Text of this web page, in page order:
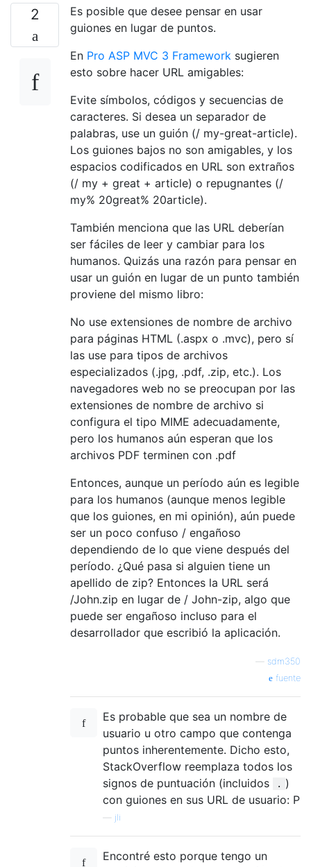
2
Es posible que desee pensar en usar
guiones en lugar de puntos.
En Pro ASP MVC 3 Framework sugieren
esto sobre hacer URL amigables:
Evite símbolos, códigos y secuencias de
caracteres. Si desea un separador de
palabras, use un guión (/ my-great-article).
Los guiones bajos no son amigables, y los
espacios codificados en URL son extraños
(/ my + great + article) o repugnantes (/
my% 20great% 20article).
También menciona que las URL deberían
ser fáciles de leer y cambiar para los
humanos. Quizás una razón para pensar en
usar un guión en lugar de un punto también
proviene del mismo libro:
No use extensiones de nombre de archivo
para páginas HTML (.aspx o .mvc), pero sí
las use para tipos de archivos
especializados (.jpg, .pdf, .zip, etc.). Los
navegadores web no se preocupan por las
extensiones de nombre de archivo si
configura el tipo MIME adecuadamente,
pero los humanos aún esperan que los
archivos PDF terminen con .pdf
Entonces, aunque un período aún es legible
para los humanos (aunque menos legible
que los guiones, en mi opinión), aún puede
ser un poco confuso / engañoso
dependiendo de lo que viene después del
período. ¿Qué pasa si alguien tiene un
apellido de zip? Entonces la URL será
/John.zip en lugar de / John-zip, algo que
puede ser engañoso incluso para el
desarrollador que escribió la aplicación.
sdm350
fuente
Es probable que sea un nombre de
usuario u otro campo que contenga
puntos inherentemente. Dicho esto,
StackOverflow reemplaza todos los
signos de puntuación (incluidos
. )
con guiones en sus URL de usuario: P
jli
Encontré esto porque tengo un